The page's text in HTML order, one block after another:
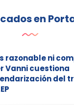
en
razonable ni
Vanni cuestiona
del